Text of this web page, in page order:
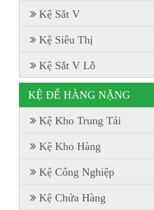
Kệ Sắt V
Kệ Siêu Thị
Kệ Sắt V Lỗ
KỆ ĐỂ HÀNG NẶNG
Kệ Kho Trung Tải
Kệ Kho Hàng
Kệ Công Nghiệp
Kệ Chứa Hàng